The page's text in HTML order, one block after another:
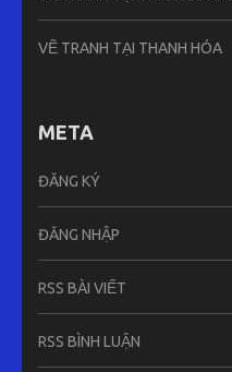
VẼ TRANH TẠI THANH HÓA
META
ĐĂNG KÝ
ĐĂNG NHẬP
RSS BÀI VIẾT
RSS BÌNH LUẬN